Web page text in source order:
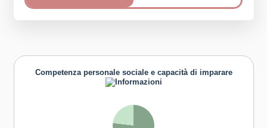
Competenza personale sociale e capacità di imparare